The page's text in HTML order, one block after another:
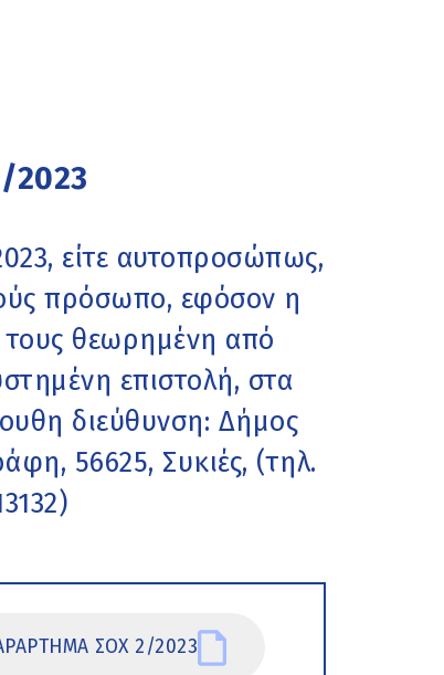
2023
είτε αυτοπροσώπως,
πρόσωπο, εφόσον η
θεωρημένη από
επιστολή, στα
διεύθυνση: Δήμος
56625, Συκιές, (τηλ.
ΣΟΧ 2/2023